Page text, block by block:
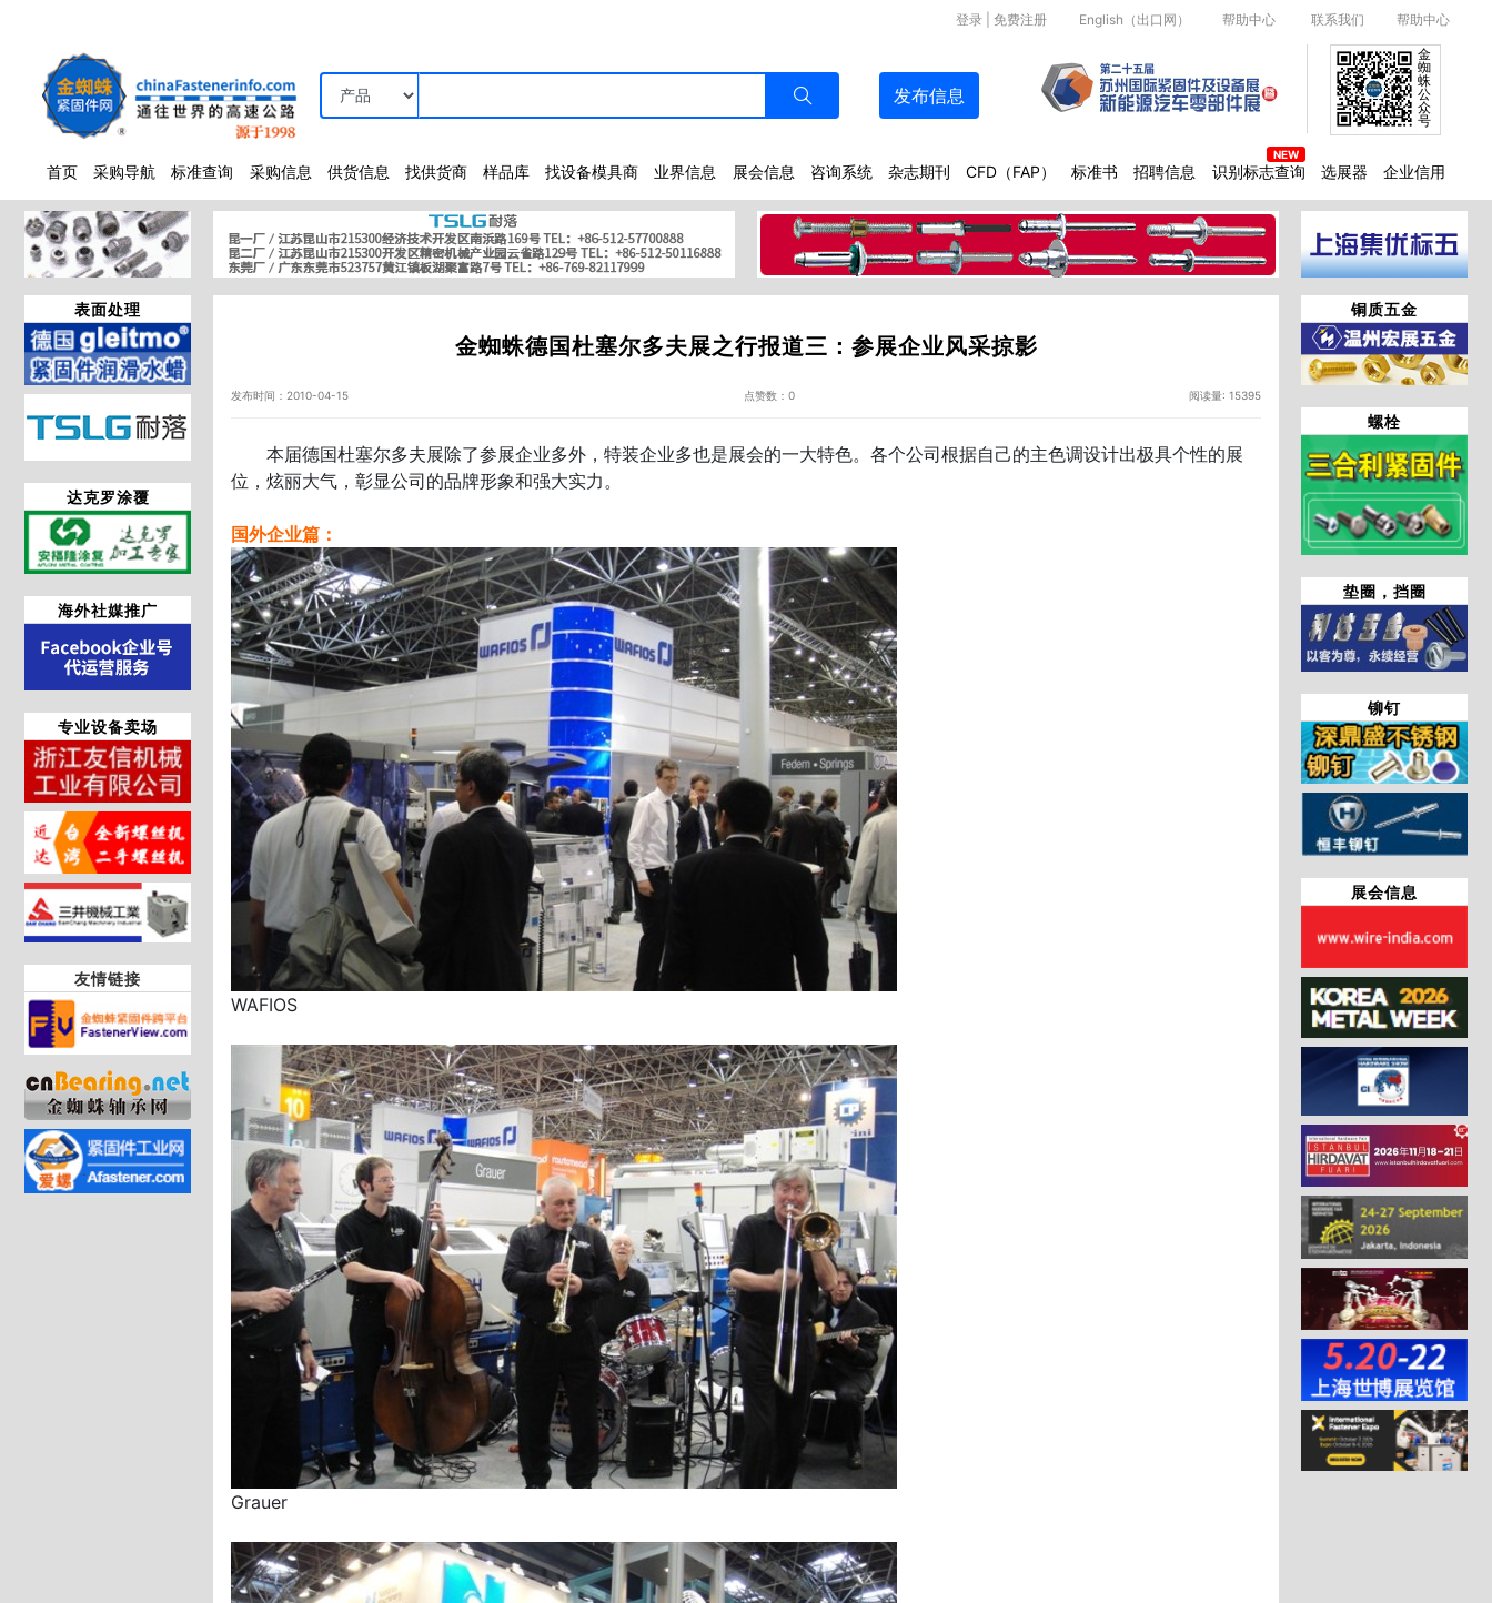
English（出口网） 帮助中心 联系我们 帮助中心
登录 免费注册
发布信息
首页 采购导航 标准查询 采购信息 供货信息 找供货商 样品库 找设备模具商 业界信息 展会信息 咨询系统 杂志期刊 CFD（FAP） 标准书 招聘信息 识别标志查询 选展器 企业信用
金
蜘
蛛
公
众
号
表面处理
达克罗涂覆
海外社媒推广
专业设备卖场
友情链接
铜质五金
螺栓
垫圈，挡圈
铆钉
展会信息
金蜘蛛德国杜塞尔多夫展之行报道三：参展企业风采掠影
发布时间：2010-04-15 点赞数：0 阅读量: 15395
本届德国杜塞尔多夫展除了参展企业多外，特装企业多也是展会的一大特色。各个公司根据自己的主色调设计出极具个性的展
位，炫丽大气，彰显公司的品牌形象和强大实力。
国外企业篇：
WAFIOS
Grauer